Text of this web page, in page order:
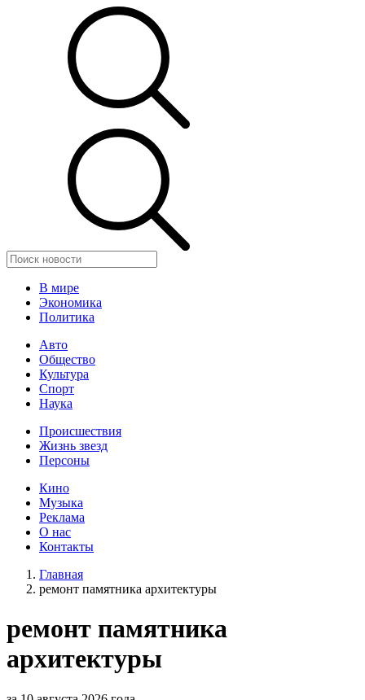
В мире
Экономика
Политика
Авто
Общество
Культура
Спорт
Наука
Происшествия
Жизнь звезд
Персоны
Кино
Музыка
Реклама
О нас
Контакты
Главная
ремонт памятника архитектуры
ремонт памятника
архитектуры